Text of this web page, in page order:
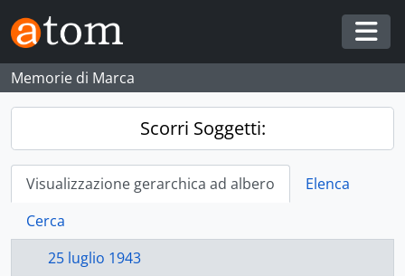
Skip to main content
Memorie di Marca
Scorri Soggetti:
Visualizzazione gerarchica ad albero
Elenca
Cerca
25 luglio 1943